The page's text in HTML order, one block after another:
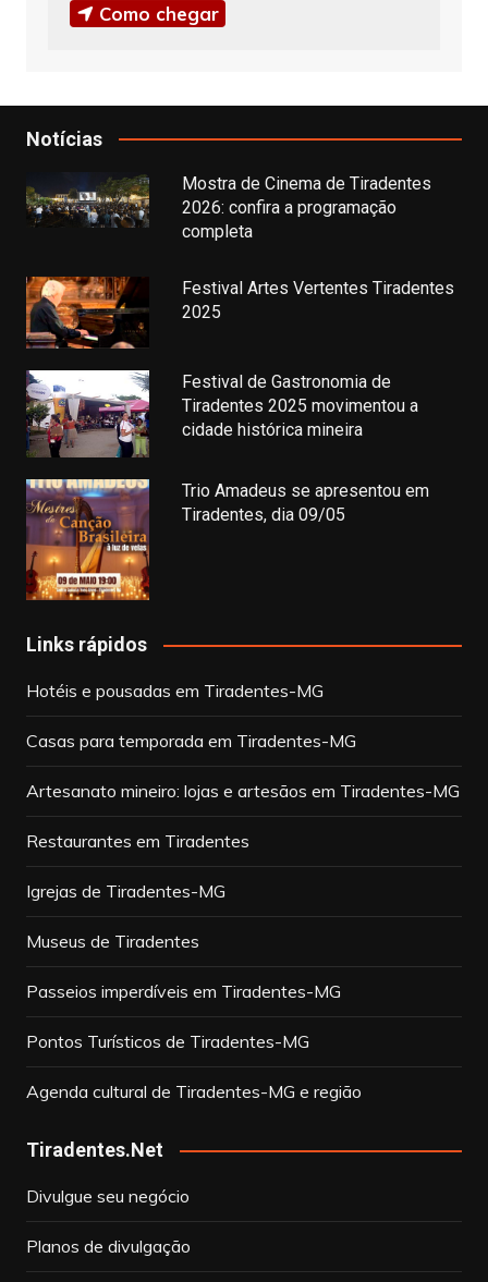
Como chegar
Notícias
Mostra de Cinema de Tiradentes
2026: confira a programação
completa
Festival Artes Vertentes Tiradentes
2025
Festival de Gastronomia de
Tiradentes 2025 movimentou a
cidade histórica mineira
Trio Amadeus se apresentou em
Tiradentes, dia 09/05
Links rápidos
Hotéis e pousadas em Tiradentes-MG
Casas para temporada em Tiradentes-MG
Artesanato mineiro: lojas e artesãos em Tiradentes-MG
Restaurantes em Tiradentes
Igrejas de Tiradentes-MG
Museus de Tiradentes
Passeios imperdíveis em Tiradentes-MG
Pontos Turísticos de Tiradentes-MG
Agenda cultural de Tiradentes-MG e região
Tiradentes.Net
Divulgue seu negócio
Planos de divulgação